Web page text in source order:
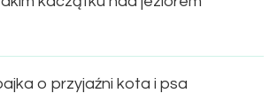
o przyjaźni kota i psa